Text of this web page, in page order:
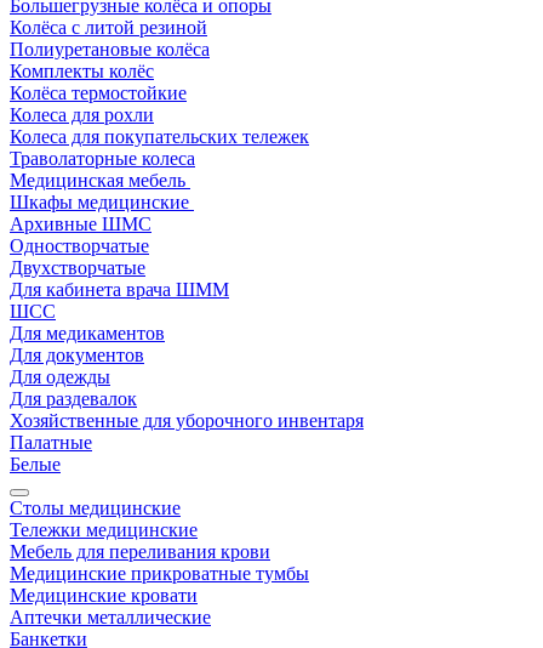
Большегрузные колёса и опоры
Колёса с литой резиной
Полиуретановые колёса
Комплекты колёс
Колёса термостойкие
Колеса для рохли
Колеса для покупательских тележек
Траволаторные колеса
Медицинская мебель
Шкафы медицинские
Архивные ШМС
Одностворчатые
Двухстворчатые
Для кабинета врача ШММ
ШСС
Для медикаментов
Для документов
Для одежды
Для раздевалок
Хозяйственные для уборочного инвентаря
Палатные
Белые
Столы медицинские
Тележки медицинские
Мебель для переливания крови
Медицинские прикроватные тумбы
Медицинские кровати
Аптечки металлические
Банкетки